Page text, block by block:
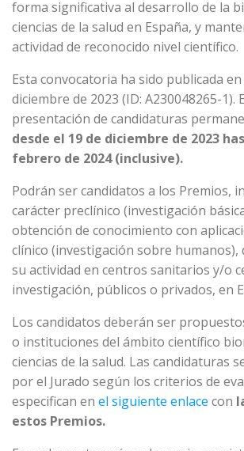
forma significativa al desarrollo de la
ciencias de la salud en España, y
actividad de reconocido nivel científico.
Esta convocatoria ha sido publicada en
diciembre de 2023 (ID: A230048265-1).
presentación de candidaturas
desde el 19 de diciembre de 2023
febrero de 2024 (inclusive).
Podrán ser candidatos a los Premios,
carácter preclínico (investigación
obtención de conocimiento con
clínico (investigación sobre humanos),
su actividad en centros sanitarios y/o
investigación, públicos o privados, en
Los candidatos deberán ser
o instituciones del ámbito científico
ciencias de la salud. Las candidaturas
por el Jurado según los criterios de
especifican en el siguiente enlace con
estos Premios.